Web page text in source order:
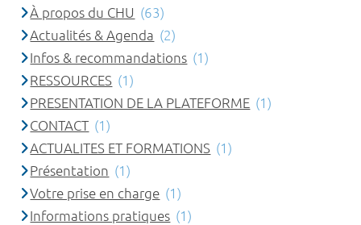
À propos du CHU (63)
Actualités & Agenda (2)
Infos & recommandations (1)
RESSOURCES (1)
PRESENTATION DE LA PLATEFORME (1)
CONTACT (1)
ACTUALITES ET FORMATIONS (1)
Présentation (1)
Votre prise en charge (1)
Informations pratiques (1)